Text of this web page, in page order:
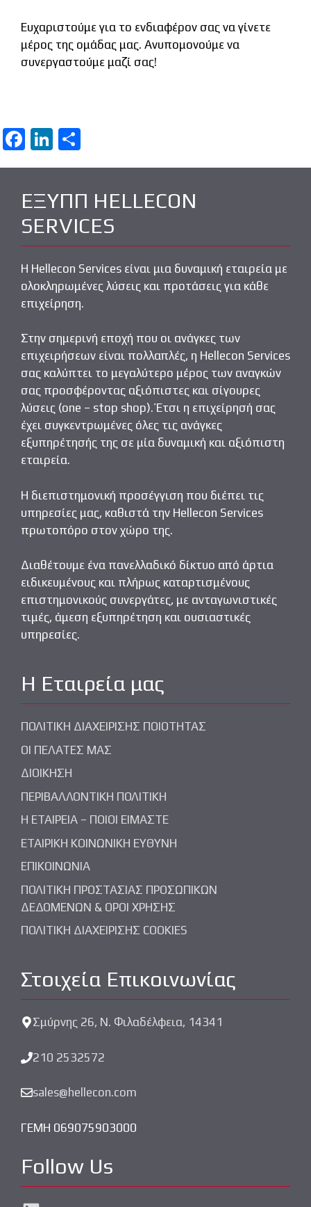
Ευχαριστούμε για το ενδιαφέρον σας να γίνετε
μέρος της ομάδας μας. Ανυπομονούμε να
συνεργαστούμε μαζί σας!
F
a
b
o
o
k
Li
n
e
dI
n
οι
α
σ
τε
ίτ
ε
ΕΞΥΠΠ HELLECON
SERVICES
Η Hellecon Services είναι μια δυναμική εταιρεία με
ολοκληρωμένες λύσεις και προτάσεις για κάθε
επιχείρηση.
Στην σημερινή εποχή που οι ανάγκες των
επιχειρήσεων είναι πολλαπλές, η Hellecon Services
σας καλύπτει το μεγαλύτερο μέρος των αναγκών
σας προσφέροντας αξιόπιστες και σίγουρες
λύσεις (one – stop shop). Έτσι η επιχείρησή σας
έχει συγκεντρωμένες όλες τις ανάγκες
εξυπηρέτησής της σε μία δυναμική και αξιόπιστη
εταιρεία.
Η διεπιστημονική προσέγγιση που διέπει τις
υπηρεσίες μας, καθιστά την Hellecon Services
πρωτοπόρο στον χώρο της.
Διαθέτουμε ένα πανελλαδικό δίκτυο από άρτια
ειδικευμένους και πλήρως καταρτισμένους
επιστημονικούς συνεργάτες, με ανταγωνιστικές
τιμές, άμεση εξυπηρέτηση και ουσιαστικές
υπηρεσίες.
Η Εταιρεία μας
ΠΟΛΙΤΙΚΗ ΔΙΑΧΕΙΡΙΣΗΣ ΠΟΙΟΤΗΤΑΣ
ΟΙ ΠΕΛΑΤΕΣ ΜΑΣ
ΔΙΟΙΚΗΣΗ
ΠΕΡΙΒΑΛΛΟΝΤΙΚΗ ΠΟΛΙΤΙΚΗ
Η ΕΤΑΙΡΕΙΑ – ΠΟΙΟΙ ΕΙΜΑΣΤΕ
ΕΤΑΙΡΙΚΗ ΚΟΙΝΩΝΙΚΗ ΕΥΘΥΝΗ
ΕΠΙΚΟΙΝΩΝΙΑ
ΠΟΛΙΤΙΚΗ ΠΡΟΣΤΑΣΙΑΣ ΠΡΟΣΩΠΙΚΩΝ
ΔΕΔΟΜΕΝΩΝ & ΟΡΟΙ ΧΡΗΣΗΣ
ΠΟΛΙΤΙΚΗ ΔΙΑΧΕΙΡΙΣΗΣ COOKIES
Στοιχεία Επικοινωνίας
Σμύρνης 26, Ν. Φιλαδέλφεια, 14341
210 2532572
sales@hellecon.com
ΓΕΜΗ 069075903000
Follow Us